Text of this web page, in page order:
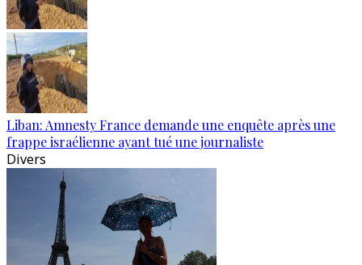
Liban: Amnesty France demande une enquête après une
frappe israélienne ayant tué une journaliste
Divers